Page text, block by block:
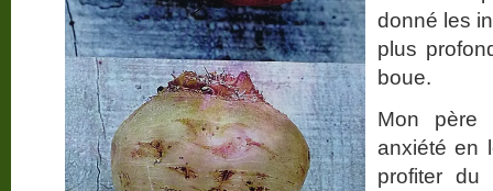
donné les
plus
boue.
Mon père
anxiété en
profiter du